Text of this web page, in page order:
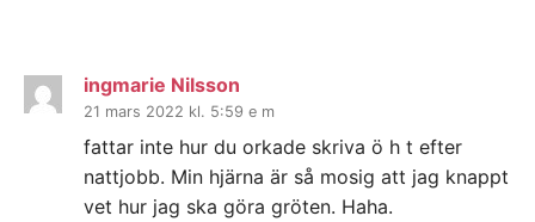
ingmarie Nilsson
21 mars 2022 kl. 5:59 e m
fattar inte hur du orkade skriva ö h t efter
nattjobb. Min hjärna är så mosig att jag knappt
vet hur jag ska göra gröten. Haha.